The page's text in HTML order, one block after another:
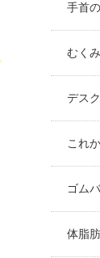
手首
むくみ
デス
これ
ゴム
体脂